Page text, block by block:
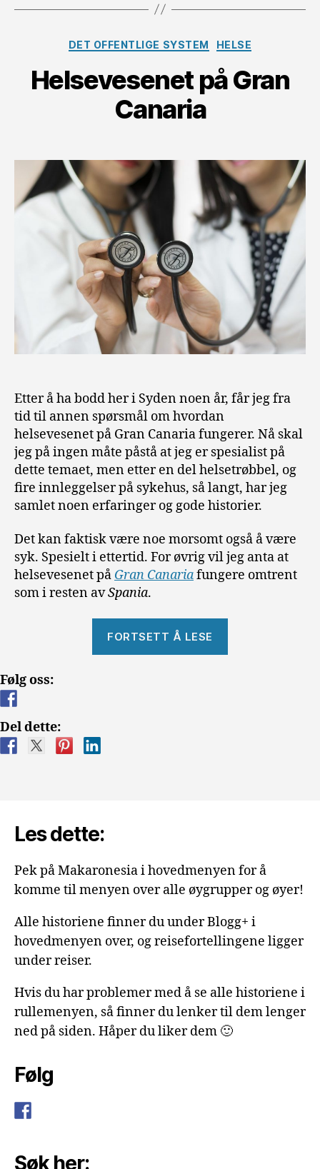
Kategorier
DET OFFENTLIGE SYSTEM HELSE
Helsevesenet på Gran
Canaria
Etter å ha bodd her i Syden noen år, får jeg fra
tid til annen spørsmål om hvordan
helsevesenet på Gran Canaria fungerer. Nå skal
jeg på ingen måte påstå at jeg er spesialist på
dette temaet, men etter en del helsetrøbbel, og
fire innleggelser på sykehus, så langt, har jeg
samlet noen erfaringer og gode historier.
Det kan faktisk være noe morsomt også å være
syk. Spesielt i ettertid. For øvrig vil jeg anta at
helsevesenet på Gran Canariafungere omtrent
som i resten avSpania.
FORTSETT Å LESE
Følg oss:
Del dette:
Les dette:
Pek på Makaronesia i hovedmenyen for å
komme til menyen over alle øygrupper og øyer!
Alle historiene finner du under Blogg+ i
hovedmenyen over, og reisefortellingene ligger
under reiser.
Hvis du har problemer med å se alle historiene i
rullemenyen, så finner du lenker til dem lenger
ned på siden. Håper du liker dem 🙂
Følg
Søk her: